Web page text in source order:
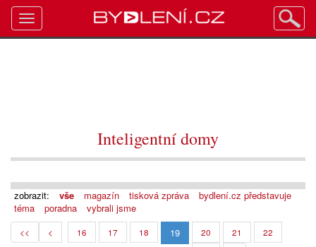
Inteligentní domy
zobrazit: vše magazín tisková zpráva
bydlení.cz představuje
téma
poradna vybrali jsme
<< < 16 17 18 19 20 21
22
Toggle
navigation